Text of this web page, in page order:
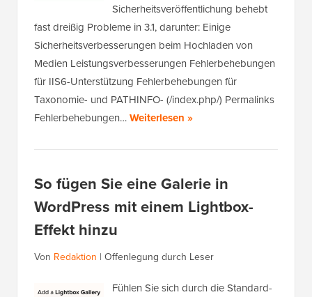
Sicherheitsveröffentlichung behebt
fast dreißig Probleme in 3.1, darunter: Einige
Sicherheitsverbesserungen beim Hochladen von
Medien Leistungsverbesserungen Fehlerbehebungen
für IIS6-Unterstützung Fehlerbehebungen für
Taxonomie- und PATHINFO- (/index.php/) Permalinks
Fehlerbehebungen…Weiterlesen »
So fügen Sie eine Galerie in
WordPress mit einem Lightbox-
Effekt hinzu
Von Redaktion | Offenlegung durch Leser
Fühlen Sie sich durch die Standard-